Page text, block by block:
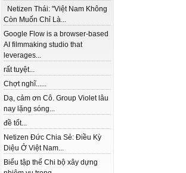
Netizen Thái: "Việt Nam Không
Còn Muốn Chỉ Là...
Google Flow is a browser-based
AI filmmaking studio that
leverages...
rất tuyệt...
Chợt nghĩ......
Dạ, cảm ơn Cô. Group Violet lâu
nay lặng sóng...
đề tốt...
Netizen Đức Chia Sẻ: Điều Kỳ
Diệu Ở Việt Nam...
Biểu tập thể Chi bộ xây dựng